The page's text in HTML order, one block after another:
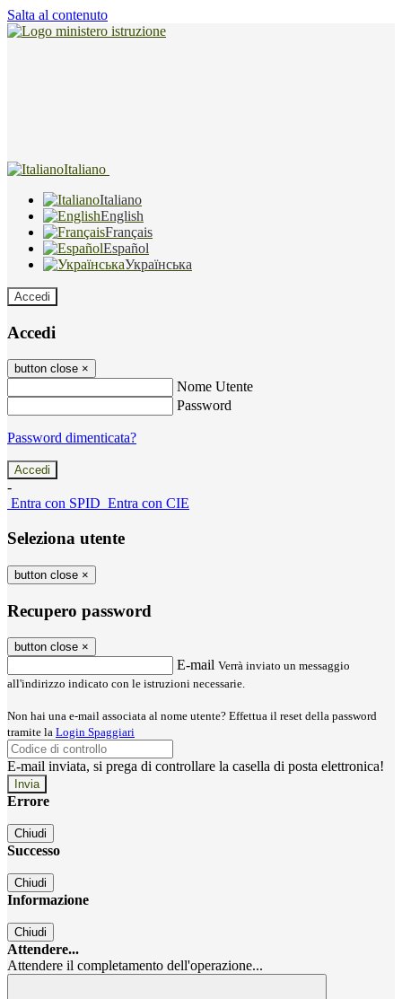
Salta al contenuto
Italiano
Italiano
English
Français
Español
Українська
Accedi
Accedi
button close ×
Nome Utente
Password
Password dimenticata?
-
Entra con SPID Entra con CIE
Seleziona utente
button close ×
Recupero password
button close ×
E-mail Verrà inviato un messaggio
all'indirizzo indicato con le istruzioni necessarie.
Non hai una e-mail associata al nome utente? Effettua il reset della password
tramite la Login Spaggiari
E-mail inviata, si prega di controllare la casella di posta elettronica!
Errore
Chiudi
Successo
Chiudi
Informazione
Chiudi
Attendere...
Attendere il completamento dell'operazione...